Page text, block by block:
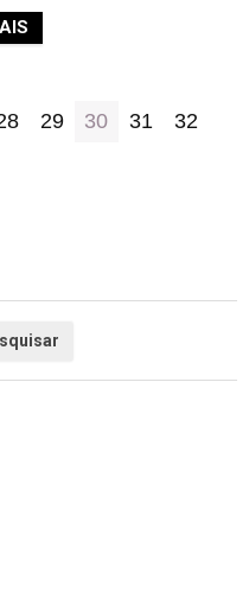
29 30 31
32